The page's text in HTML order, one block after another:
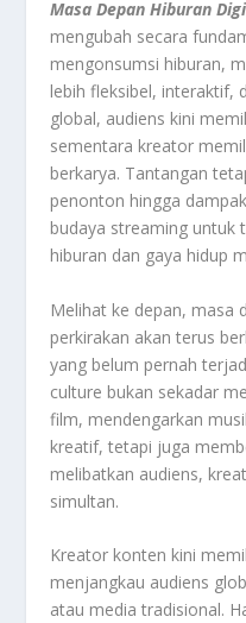
Masa Depan Hiburan
mengubah secara
mengonsumsi hiburan,
lebih fleksibel, interaktif,
global, audiens kini
sementara kreator
berkarya. Tantangan
penonton hingga
budaya streaming untuk
hiburan dan gaya hidup
Melihat ke depan, masa
perkirakan akan terus
yang belum pernah
culture bukan sekadar
film, mendengarkan
kreatif, tetapi juga
melibatkan audiens,
simultan.
Kreator konten kini
menjangkau audiens
atau media tradisional.